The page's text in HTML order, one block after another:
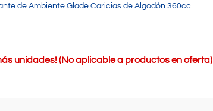
de Ambiente Glade Caricias de Algodón 360cc.
unidades! (No aplicable a productos en oferta)